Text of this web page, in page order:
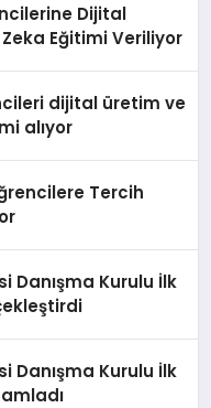
Dijital
Eğitimi Veriliyor
dijital üretim ve
alıyor
Tercih
Danışma Kurulu İlk
Danışma Kurulu İlk